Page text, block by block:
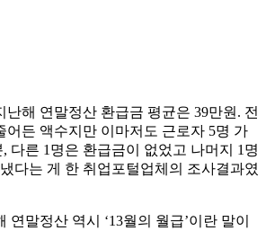
난해 연말정산 환급금 평균은 39만원. 전
어든 액수지만 이마저도 근로자 5명 가
다른 1명은 환급금이 없었고 나머지 1명
다는 게 한 취업포털업체의 조사결과였
연말정산 역시 ‘13월의 월급’이란 말이